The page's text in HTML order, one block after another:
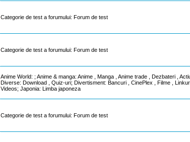
Categorie de test a forumului: Forum de test
Categorie de test a forumului: Forum de test
Anime World: ; Anime & manga: Anime , Manga , Anime trade , Dezbateri ,
Diverse: Download , Quiz-uri; Divertisment: Bancuri , CinePlex , Filme ,
Videos; Japonia: Limba japoneza
Categorie de test a forumului: Forum de test